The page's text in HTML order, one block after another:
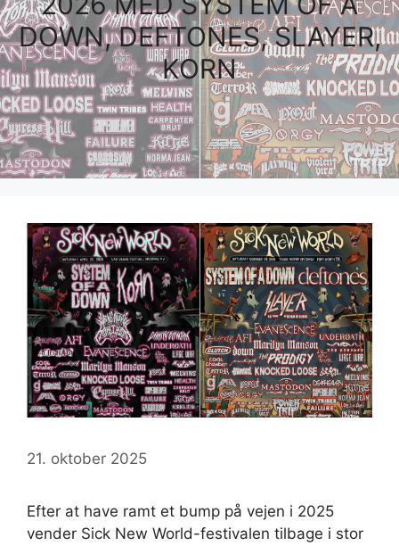
DOWN, DEFTONES, SLAYER,
KORN
21. oktober 2025
Efter at have ramt et bump på vejen i 2025
vender Sick New World-festivalen tilbage i stor